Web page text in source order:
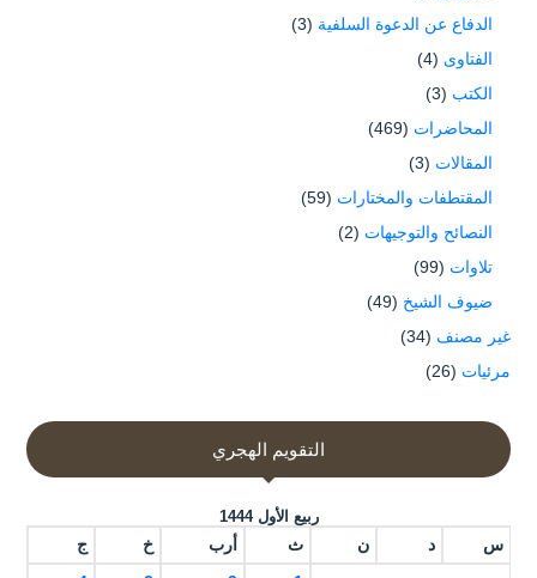
الدفاع عن الدعوة السلفية (3)
الفتاوى (4)
الكتب (3)
المحاضرات (469)
المقالات (3)
المقتطفات والمختارات (59)
النصائح والتوجيهات (2)
تلاوات (99)
ضيوف الشيخ (49)
غير مصنف (34)
مرئيات (26)
التقويم الهجري
ربيع الأول 1444
س د ن ث أرب خ ج